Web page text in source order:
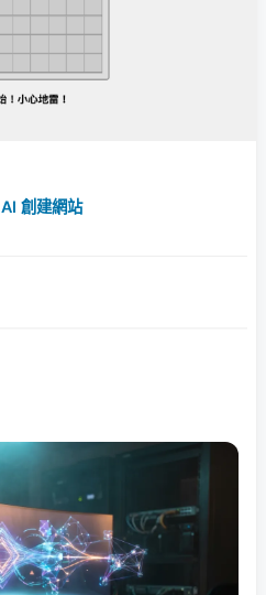
AI 創建網站